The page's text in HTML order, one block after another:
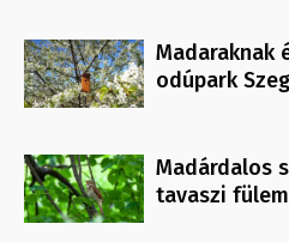
Madaraknak
odúpark
Madárdalos
tavaszi